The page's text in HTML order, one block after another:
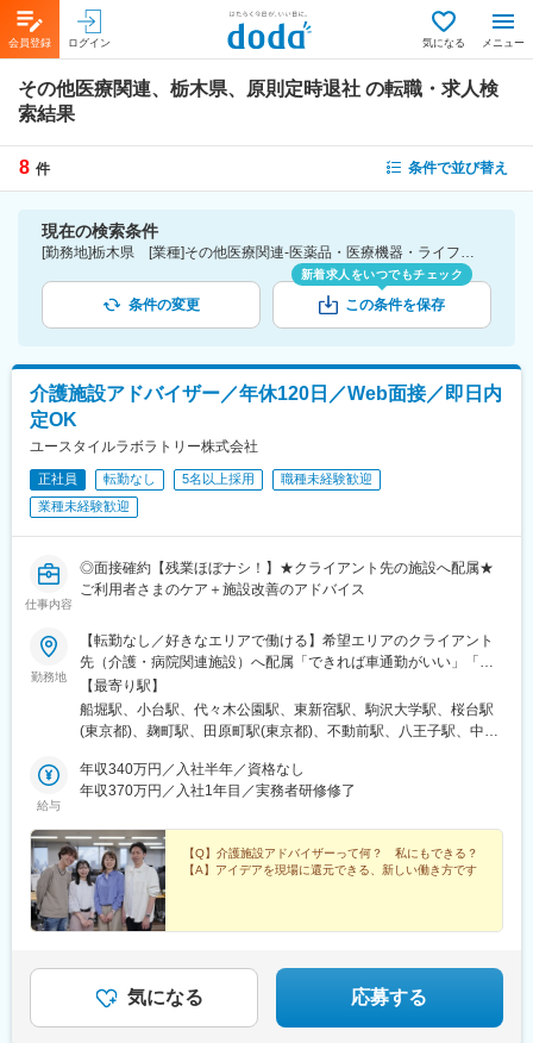
会員登録 ログイン 気になる メニュー
その他医療関連、栃木県、原則定時退社 の転職・求人検
索結果
8 件 条件で並び替え
現在の検索条件
[勤務地]栃木県 [業種]その他医療関連-医薬品・医療機器・ライフサイエンス・医療系サービス [詳細条件](休日・働き方)原則定時退社
条件の変更
新着求人をいつでもチェック
この条件を保存
介護施設アドバイザー／年休120日／Web面接／即日内
定OK
ユースタイルラボラトリー株式会社
正社員 転勤なし 5名以上採用
職種未経験歓迎
業種未経験歓迎
仕事内容
◎面接確約【残業ほぼナシ！】★クライアント先の施設へ配属★
ご利用者さまのケア＋施設改善のアドバイス
勤務地
【転勤なし／好きなエリアで働ける】希望エリアのクライアント
先（介護・病院関連施設）へ配属「できれば車通勤がいい」「未
経験なので先輩スタッフと一緒に働きたい」等ご相談ください！
━━【配属エリア】━━＜1＞北海道・東北／北海道、岩手※、宮
城、福島＜2＞北関東／茨城、栃木、群馬＜3＞首都圏／東京、神
岡、岐阜＜6＞関西／大阪、京都、兵庫、和歌山、奈良※＜7＞中
四国／広島※、岡山※＜8＞九州／福岡、熊本※、長崎※、大分※、鹿
長期的に築くことができます！（※印のエリアは経験者のみ採用中
です）☆勤務地住所は一例となります。━━【転居希望者向けの
働き方も】━━将来的に地元を離れたい方は、半年ほど地元勤務
後、東京神奈川など首都圏への転勤も可能！移住支援制度（費用
会社負担）もあり、早期キャリアアップも見込めます！
【最寄り駅】
船堀駅、小台駅、代々木公園駅、東新宿駅、駒沢大学駅、桜台駅
(東京都)、麹町駅、田原町駅(東京都)、不動前駅、八王子駅、中野
駅(函館本線)、新道東駅、西２８丁目駅、郡山駅(福島県)、愛子
駅、北仙台駅、泉中央駅、作並駅、境町駅、高崎駅、東武宇都宮
駅、和光市駅、岩槻駅、志久駅、戸塚安行駅、久喜駅、浜野駅、
六実駅、常盤平駅、みどり台駅、柏駅、小机駅、古淵駅、高座渋
谷駅、横浜駅、辻堂駅、淵野辺駅、いずみ中央駅、越後赤塚駅、
新潟駅、見附駅、名鉄岐阜駅、松本駅、積志駅、東静岡駅、桜橋
駅(静岡県)、小垣江駅、北新川駅、神領駅、名鉄名古屋駅、小野駅
駅、神宮丸太町駅、古市駅(大阪府)、大日駅、門真南駅、瑞光四丁
目駅、星ケ丘駅(大阪府)、城北公園通駅、南巽駅、崇禅寺駅、尼崎
駅(阪神線)、山陽天満駅、加古川駅、新神戸駅、住吉駅(兵庫県・
東海道)、香櫨園駅、中山寺駅、大久保駅(兵庫県)、舞子公園駅、
給与
年収340万円／入社半年／資格なし
年収370万円／入社1年目／実務者研修修了
【Q】介護施設アドバイザーって何？ 私にもできる？
【A】アイデアを現場に還元できる、新しい働き方です
気になる 応募する